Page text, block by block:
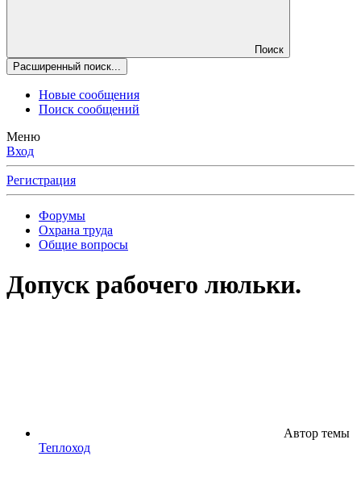
Поиск
Расширенный поиск...
Новые сообщения
Поиск сообщений
Меню
Вход
Регистрация
Форумы
Охрана труда
Общие вопросы
Допуск рабочего люльки.
Автор темы
Теплоход